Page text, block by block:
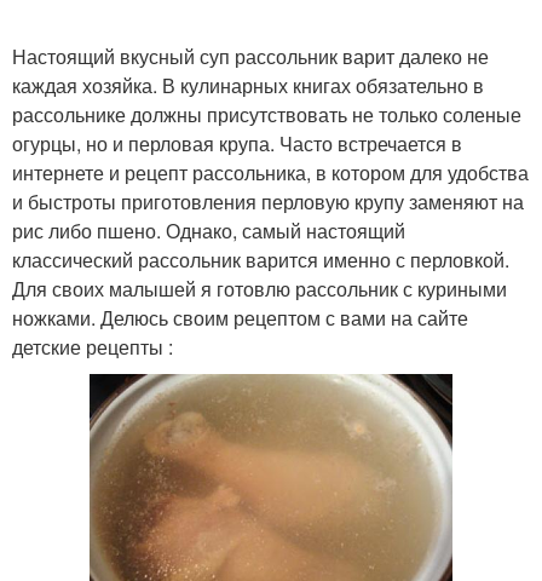
Настоящий вкусный суп рассольник варит далеко не
каждая хозяйка. В кулинарных книгах обязательно в
рассольнике должны присутствовать не только соленые
огурцы, но и перловая крупа. Часто встречается в
интернете и рецепт рассольника, в котором для удобства
и быстроты приготовления перловую крупу заменяют на
рис либо пшено. Однако, самый настоящий
классический рассольник варится именно с перловкой.
Для своих малышей я готовлю рассольник с куриными
ножками. Делюсь своим рецептом с вами на сайте
детские рецепты :